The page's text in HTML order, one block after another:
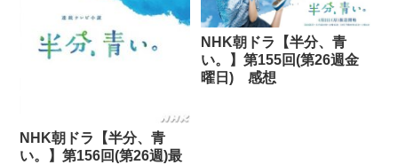
NHK朝ドラ【半分、青
い。】第156回(第26週)最
NHK朝ドラ【半分、青
い。】第155回(第26週金
曜日) 感想